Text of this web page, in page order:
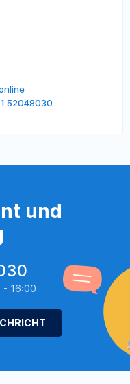
52048030
und
16:00